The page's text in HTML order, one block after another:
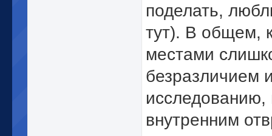
поделать,
тут). В общем,
местами
безразличием
исследованию,
внутренним